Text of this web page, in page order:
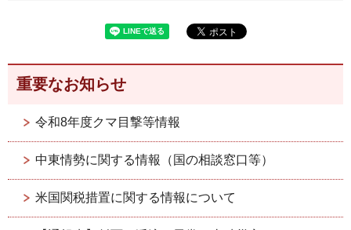
重要なお知らせ
令和8年度クマ目撃等情報
中東情勢に関する情報（国の相談窓口等）
米国関税措置に関する情報について